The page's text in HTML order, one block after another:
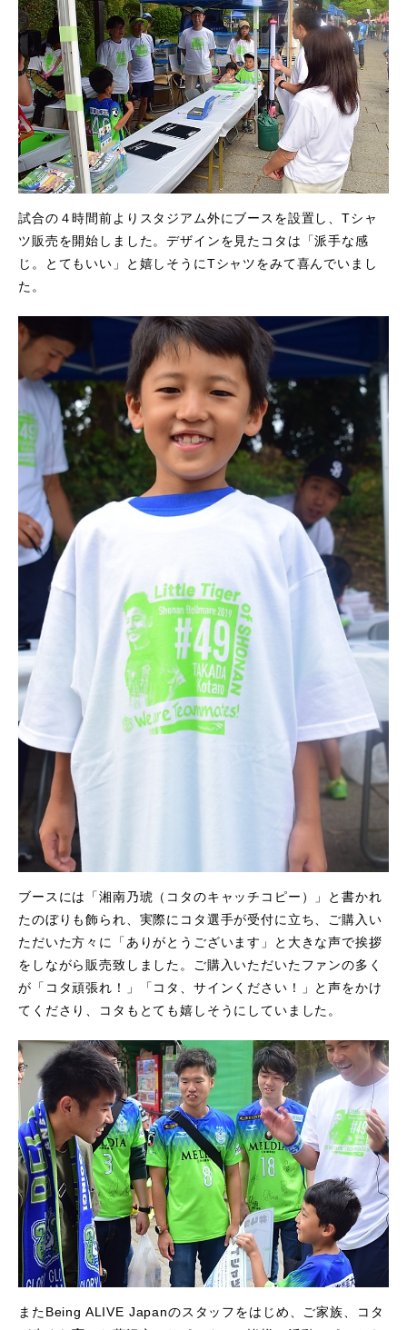
- あおスポWALK
お問い合わせ
お知らせ
試合の４時間前よりスタジアム外にブースを設置し、Tシャ
ツ販売を開始しました。デザインを見たコタは「派手な感
じ。とてもいい」と嬉しそうにTシャツをみて喜んでいまし
た。
ブースには「湘南乃琥（コタのキャッチコピー）」と書かれ
たのぼりも飾られ、実際にコタ選手が受付に立ち、ご購入い
ただいた方々に「ありがとうございます」と大きな声で挨拶
をしながら販売致しました。ご購入いただいたファンの多く
が「コタ頑張れ！」「コタ、サインください！」と声をかけ
てくださり、コタもとても嬉しそうにしていました。
またBeing ALIVE Japanのスタッフをはじめ、ご家族、コタ